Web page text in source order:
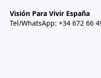
Visión Para Vivir España
Tel/WhatsApp: +34 672 66